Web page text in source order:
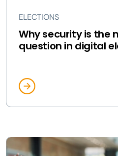
ELECTIONS
Why security is the
question in digital